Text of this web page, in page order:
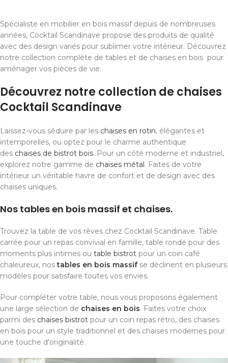
Spécialiste en mobilier en bois massif depuis de nombreuses
années, Cocktail Scandinave propose des produits de qualité
avec des design variés pour sublimer votre intérieur. Découvrez
notre collection complète de tables et de chaises en bois pour
aménager vos pièces de vie.
Découvrez notre collection de chaises
Cocktail Scandinave
Laissez-vous séduire par les chaises en rotin, élégantes et
intemporelles, ou optez pour le charme authentique
des chaises de bistrot bois. Pour un côté moderne et industriel,
explorez notre gamme de chaises métal . Faites de votre
intérieur un véritable havre de confort et de design avec des
chaises uniques.
Nos tables en bois massif et chaises.
Trouvez la table de vos rêves chez Cocktail Scandinave. Table
carrée pour un repas convivial en famille, table ronde pour des
moments plus intimes ou table bistrot pour un coin café
chaleureux, nostables en bois massifse déclinent en plusieurs
modèles pour satisfaire toutes vos envies.
Pour compléter votre table, nous vous proposons également
une large sélection de chaises en bois. Faites votre choix
parmi des chaises bistrot pour un coin repas rétro, des chaises
en bois pour un style traditionnel et des chaises modernes pour
une touche d'originalité.